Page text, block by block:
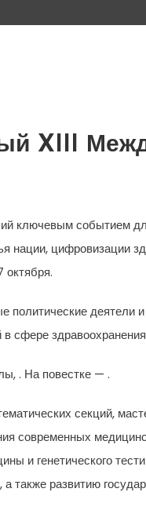
XIII
ключевым событием
цифровизации
октября.
деятели
. На повестке — .
секций,
современных
и генетического
развитию